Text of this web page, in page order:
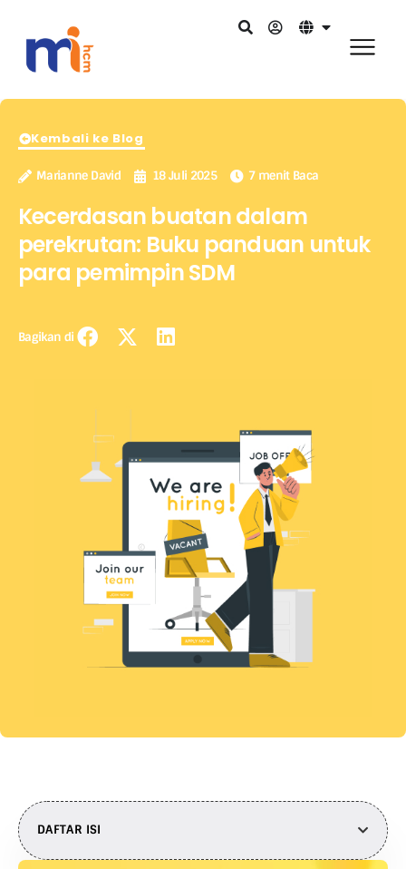
Kembali ke Blog
Marianne David 18 Juli 2025 7 menit Baca
Kecerdasan buatan dalam
perekrutan: Buku panduan untuk
para pemimpin SDM
Bagikan di
DAFTAR ISI